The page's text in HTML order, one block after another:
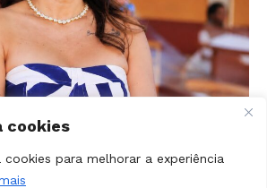
cookies
para melhorar a experiência
2026
confira a lista